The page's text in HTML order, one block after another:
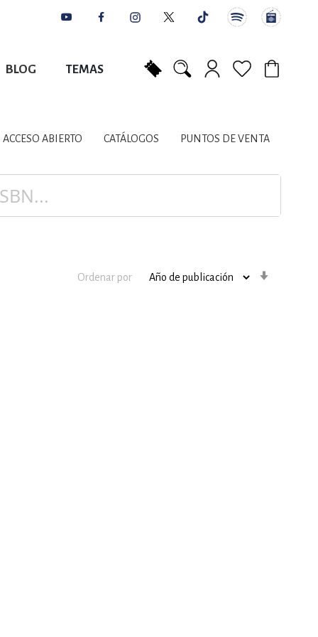
BLOG TEMAS
LITERARIOS
PLANIFICACIÓN
ACCESO ABIERTO CATÁLOGOS PUNTOS DE VENTA
Ordenar por